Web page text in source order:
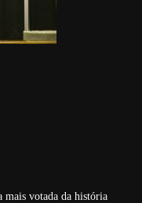
mais votada da história